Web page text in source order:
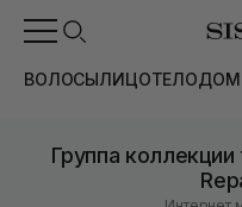
ВОЛОСЫЛИЦОТЕЛОДОМ
Группа коллекции